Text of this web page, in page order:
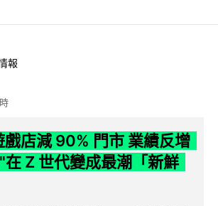
報
戲店減 90% 門市 業績反增
在 Z 世代變成最潮「新鮮